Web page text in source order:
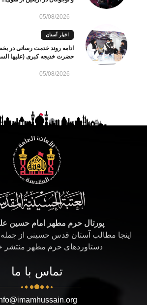
05/08/2026
اخبار آستان
ادامه روند خدمت رسانی در
حضرت خدیجه کبری (علیها
05/08/2026
پورتال حرم مطهر امام حسین
اینجا مطالب آستان قدس حسینی از جمله
دستاوردهای حرم مطهر منتشر
تماس با ما